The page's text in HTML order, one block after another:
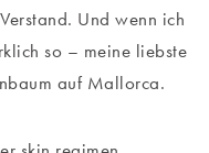
Und wenn ich
so – meine liebste
auf Mallorca.